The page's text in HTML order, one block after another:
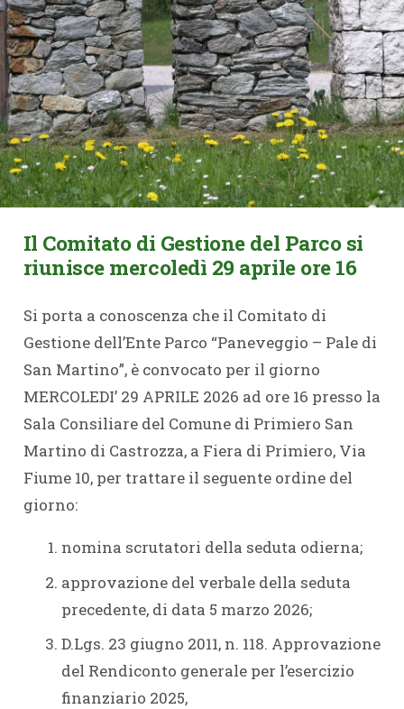
Il Comitato di Gestione del Parco si
riunisce mercoledì 29 aprile ore 16
Si porta a conoscenza che il Comitato di
Gestione dell’Ente Parco “Paneveggio – Pale di
San Martino”, è convocato per il giorno
MERCOLEDI’ 29 APRILE 2026 ad ore 16 presso la
Sala Consiliare del Comune di Primiero San
Martino di Castrozza, a Fiera di Primiero, Via
Fiume 10, per trattare il seguente ordine del
giorno:
nomina scrutatori della seduta odierna;
approvazione del verbale della seduta
precedente, di data 5 marzo 2026;
D.Lgs. 23 giugno 2011, n. 118. Approvazione
del Rendiconto generale per l’esercizio
finanziario 2025,